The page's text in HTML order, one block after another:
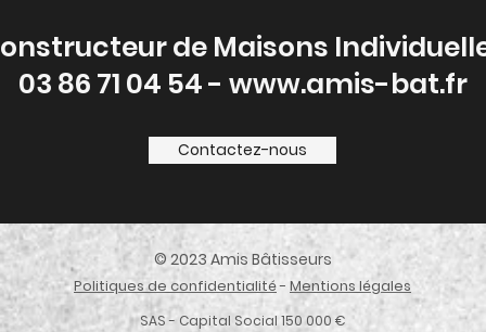
de Maisons
03 86 71 04 54 - www.amis-bat.fr
Contactez-nous
© 2023 Amis Bâtisseurs
Politiques de confidentialité- Mentions légales
SAS - Capital Social 150 000 €